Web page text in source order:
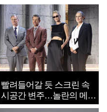
빨려들어갈 듯 스크린 속
시공간 변주…놀란의 메시
지는 ‘전쟁 속죄’